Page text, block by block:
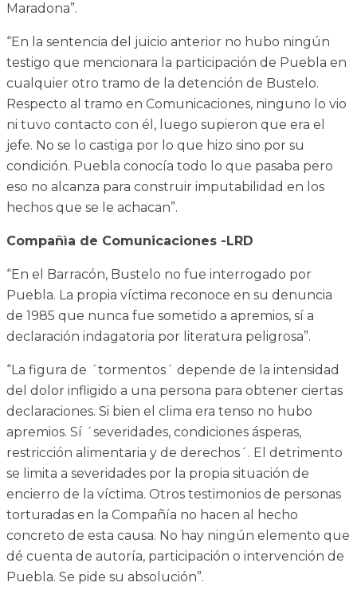
Maradona”.
“En la sentencia del juicio anterior no hubo ningún
testigo que mencionara la participación de Puebla en
cualquier otro tramo de la detención de Bustelo.
Respecto al tramo en Comunicaciones, ninguno lo vio
ni tuvo contacto con él, luego supieron que era el
jefe. No se lo castiga por lo que hizo sino por su
condición. Puebla conocía todo lo que pasaba pero
eso no alcanza para construir imputabilidad en los
hechos que se le achacan”.
Compañìa de Comunicaciones -LRD
“En el Barracón, Bustelo no fue interrogado por
Puebla. La propia víctima reconoce en su denuncia
de 1985 que nunca fue sometido a apremios, sí a
declaración indagatoria por literatura peligrosa”.
“La figura de ´tormentos´ depende de la intensidad
del dolor infligido a una persona para obtener ciertas
declaraciones. Si bien el clima era tenso no hubo
apremios. Sí ´severidades, condiciones ásperas,
restricción alimentaria y de derechos´. El detrimento
se limita a severidades por la propia situación de
encierro de la víctima. Otros testimonios de personas
torturadas en la Compañía no hacen al hecho
concreto de esta causa. No hay ningún elemento que
dé cuenta de autoría, participación o intervención de
Puebla. Se pide su absolución”.